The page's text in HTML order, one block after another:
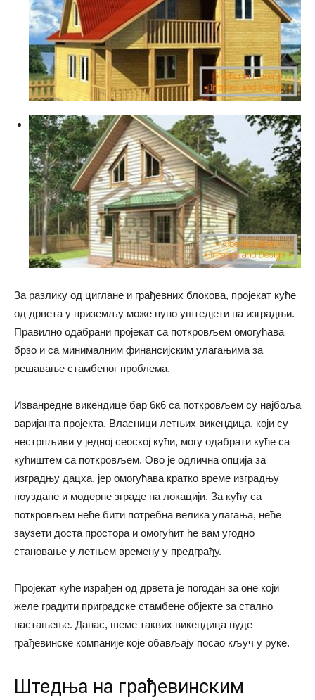
За разлику од циглане и грађевних блокова, пројекат куће
од дрвета у приземљу може пуно уштедјети на изградњи.
Правилно одабрани пројекат са поткровљем омогућава
брзо и са минималним финансијским улагањима за
решавање стамбеног проблема.
Изванредне викендице бар 6к6 са поткровљем су најбоља
варијанта пројекта. Власници летњих викендица, који су
нестрпљиви у једној сеоској кући, могу одабрати куће са
кућиштем са поткровљем. Ово је одлична опција за
изградњу дацха, јер омогућава кратко време изградњу
поуздане и модерне зграде на локацији. За кућу са
поткровљем неће бити потребна велика улагања, неће
заузети доста простора и омогућит ће вам угодно
становање у летњем времену у предграђу.
Пројекат куће израђен од дрвета је погодан за оне који
желе градити приградске стамбене објекте за стално
настањење. Данас, шеме таквих викендица нуде
грађевинске компаније које обављају посао кључ у руке.
Штедња на грађевинским